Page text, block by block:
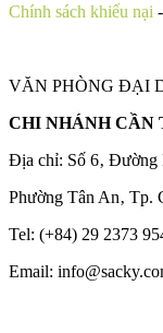
Chính sách khiếu nại -
VĂN PHÒNG ĐẠI
CHI NHÁNH CẦN
Địa chỉ: Số 6‚ Đường
Phường Tân An‚ Tp.
Tel: (+84) 29 2373
Email: